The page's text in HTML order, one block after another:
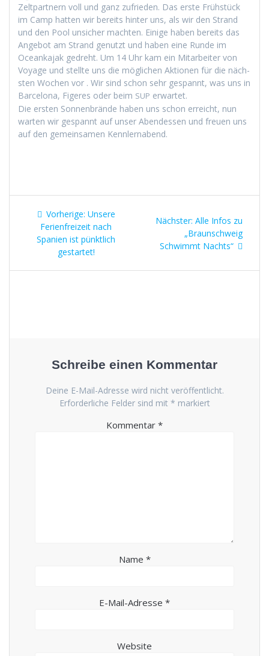
Zelt­part­nern voll und ganz zufrieden. Das erste Früh­stück
im Camp hat­ten wir bere­its hin­ter uns, als wir den Strand
und den Pool unsich­er macht­en. Einige haben bere­its das
Ange­bot am Strand genutzt und haben eine Runde im
Oceanka­jak gedreht. Um 14 Uhr kam ein Mitar­beit­er von
Voy­age und stellte uns die möglichen Aktio­nen für die näch­
sten Wochen vor . Wir sind schon sehr ges­pan­nt, was uns in
Barcelona, Figeres oder beim SUP erwartet.
Die ersten Son­nen­brände haben uns schon erre­icht, nun
warten wir ges­pan­nt auf unser Aben­dessen und freuen uns
auf den gemein­samen Kennlernabend.
Beitragsnavigation
Vorherige: Vorheriger
Beitrag:
Unsere
Ferienfreizeit nach
Spanien ist pünktlich
gestartet!
Nächster: Nächster
Beitrag:
Alle Infos zu
„Braunschweig
Schwimmt Nachts“
Schreibe einen Kommentar
Deine E-Mail-Adresse wird nicht veröffentlicht.
Erforderliche Felder sind mit * markiert
Kommentar *
Name *
E-Mail-Adresse *
Website